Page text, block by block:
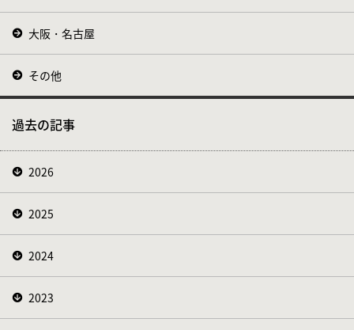
大阪・名古屋
その他
過去の記事
2026
2025
2024
2023